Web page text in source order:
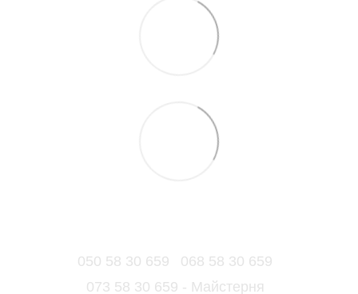
050 58 30 659
068 58 30 659
073 58 30 659 - Майстерня